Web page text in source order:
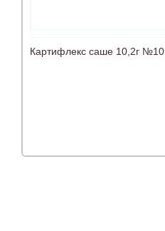
Картифлекс саше 10,2г №10